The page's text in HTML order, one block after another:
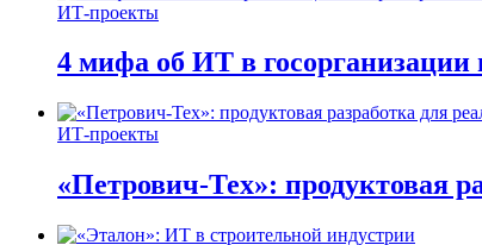
ИТ-проекты
4 мифа об ИТ в
ИТ-проекты
«Петрович-Тех»: продуктовая